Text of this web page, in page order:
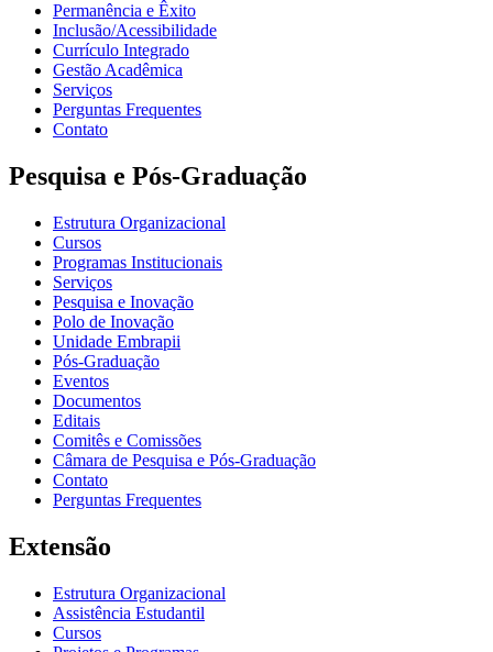
Permanência e Êxito
Inclusão/Acessibilidade
Currículo Integrado
Gestão Acadêmica
Serviços
Perguntas Frequentes
Contato
Pesquisa e Pós-Graduação
Estrutura Organizacional
Cursos
Programas Institucionais
Serviços
Pesquisa e Inovação
Polo de Inovação
Unidade Embrapii
Pós-Graduação
Eventos
Documentos
Editais
Comitês e Comissões
Câmara de Pesquisa e Pós-Graduação
Contato
Perguntas Frequentes
Extensão
Estrutura Organizacional
Assistência Estudantil
Cursos